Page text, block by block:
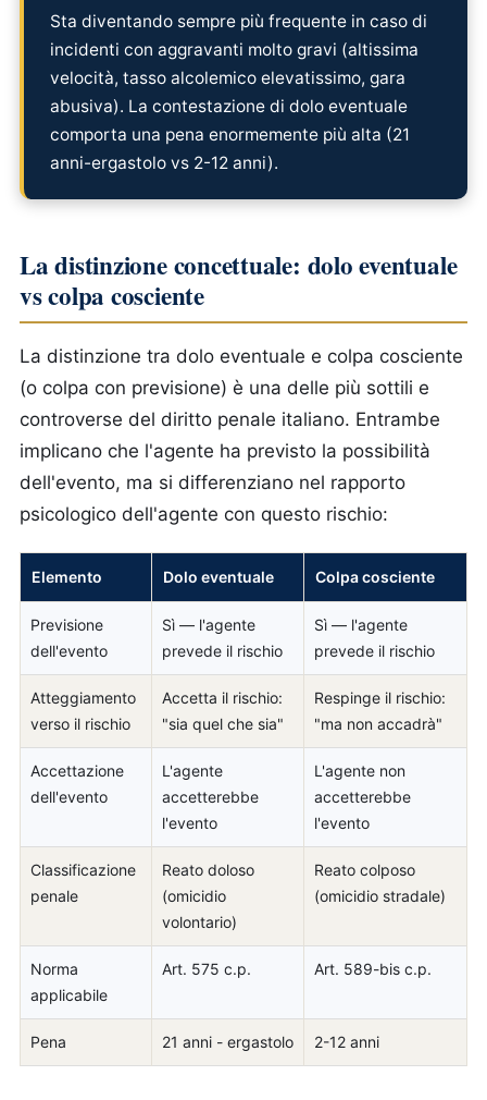
Sta diventando sempre più frequente in caso di
incidenti con aggravanti molto gravi (altissima
velocità, tasso alcolemico elevatissimo, gara
abusiva). La contestazione di dolo eventuale
comporta una pena enormemente più alta (21
anni-ergastolo vs 2-12 anni).
La distinzione concettuale: dolo eventuale
vs colpa cosciente
La distinzione tra dolo eventuale e colpa cosciente
(o colpa con previsione) è una delle più sottili e
controverse del diritto penale italiano. Entrambe
implicano che l'agente ha previsto la possibilità
dell'evento, ma si differenziano nel rapporto
psicologico dell'agente con questo rischio:
Elemento Dolo eventuale Colpa cosciente
Previsione
dell'evento
Sì — l'agente
prevede il rischio
Sì — l'agente
prevede il rischio
Atteggiamento
verso il rischio
Accetta il rischio:
"sia quel che sia"
Respinge il rischio:
"ma non accadrà"
Accettazione
dell'evento
L'agente
accetterebbe
l'evento
L'agente non
accetterebbe
l'evento
Classificazione
penale
Reato doloso
(omicidio
volontario)
Reato colposo
(omicidio stradale)
Norma
applicabile
Art. 575 c.p. Art. 589-bis c.p.
Pena 21 anni - ergastolo 2-12 anni